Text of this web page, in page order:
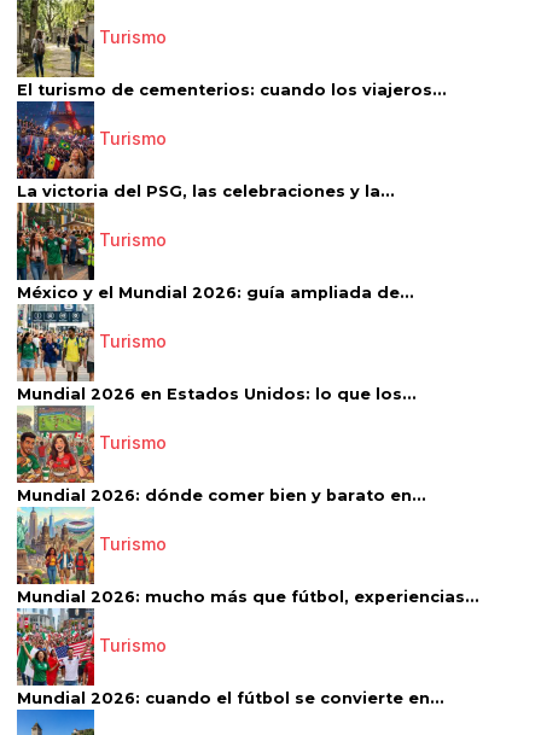
Turismo
El turismo de cementerios: cuando los viajeros...
Turismo
La victoria del PSG, las celebraciones y la...
Turismo
México y el Mundial 2026: guía ampliada de...
Turismo
Mundial 2026 en Estados Unidos: lo que los...
Turismo
Mundial 2026: dónde comer bien y barato en...
Turismo
Mundial 2026: mucho más que fútbol, experiencias...
Turismo
Mundial 2026: cuando el fútbol se convierte en...